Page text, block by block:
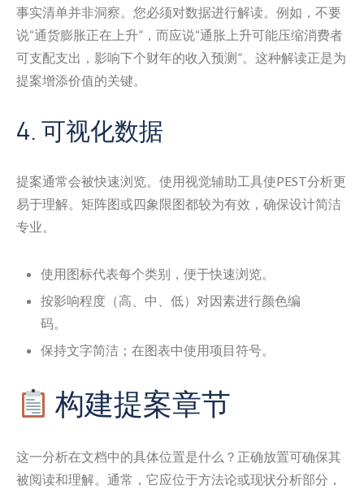
事实清单并非洞察。您必须对数据进行解读。例如，不要
说“通货膨胀正在上升”，而应说“通胀上升可能压缩消费者
可支配支出，影响下个财年的收入预测”。这种解读正是为
提案增添价值的关键。
4. 可视化数据
提案通常会被快速浏览。使用视觉辅助工具使PEST分析更
易于理解。矩阵图或四象限图都较为有效，确保设计简洁
专业。
使用图标代表每个类别，便于快速浏览。
按影响程度（高、中、低）对因素进行颜色编
码。
保持文字简洁；在图表中使用项目符号。
构建提案章节
这一分析在文档中的具体位置是什么？正确放置可确保其
被阅读和理解。通常，它应位于方法论或现状分析部分，